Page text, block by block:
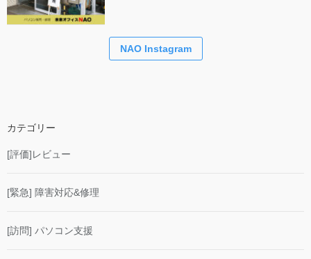
NAO Instagram
カテゴリー
[評価]レビュー
[緊急] 障害対応&修理
[訪問] パソコン支援